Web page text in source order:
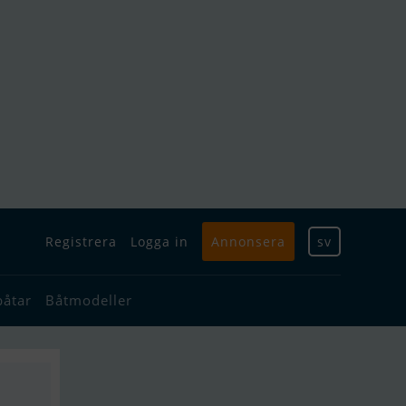
Registrera Logga in Annonsera sv
Båtmodeller